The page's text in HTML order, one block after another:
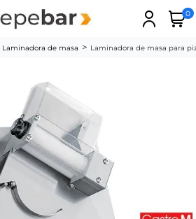
0
Laminadora de masa Laminadora de masa para